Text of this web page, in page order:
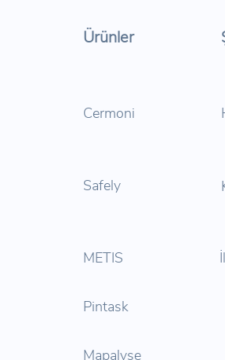
Ürünler
Cermoni
Safely
METIS
Pintask
Mapalyse